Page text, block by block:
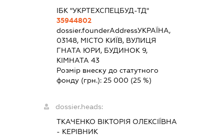
ІБК "УКРТЕХСПЕЦБУД-ТД"
35944802
dossier.founderAddressУКРАЇНА,
03148, МІСТО КИЇВ, ВУЛИЦЯ
ГНАТА ЮРИ, БУДИНОК 9,
КІМНАТА 43
Розмір внеску до статутного
фонду (грн.): 25 000 (25 %)
dossier.heads:
ТКАЧЕНКО ВІКТОРІЯ ОЛЕКСІЇВНА
- КЕРІВНИК